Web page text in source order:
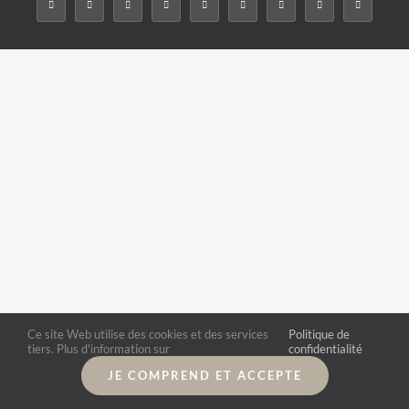
Ce site Web utilise des cookies et des services
tiers. Plus d'information sur
Politique de
confidentialité
JE COMPREND ET ACCEPTE